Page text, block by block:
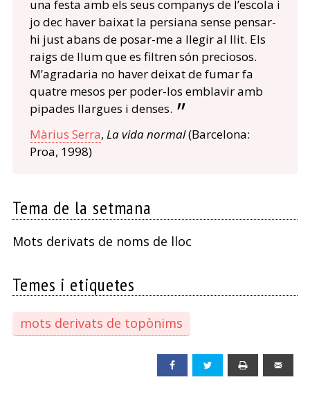
una festa amb els seus companys de l’escola i
jo dec haver baixat la persiana sense pensar-
hi just abans de posar-me a llegir al llit. Els
raigs de llum que es filtren són preciosos.
M’agradaria no haver deixat de fumar fa
quatre mesos per poder-los emblavir amb
pipades llargues i denses.
Màrius Serra, La vida normal(Barcelona:
Proa, 1998)
Tema de la setmana
Mots derivats de noms de lloc
Temes i etiquetes
mots derivats de topònims
Facebook Twitter